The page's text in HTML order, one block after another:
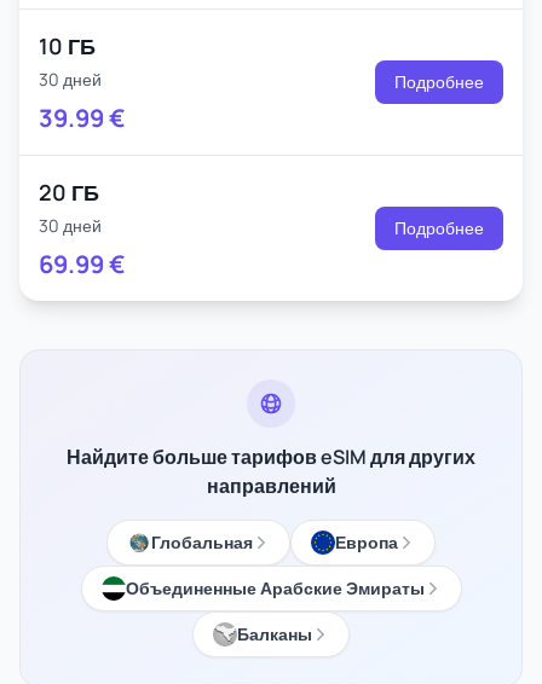
10 ГБ
30 дней
39.99€
Подробнее
20 ГБ
30 дней
69.99€
Подробнее
Найдите больше тарифов eSIM для других
направлений
Глобальная
Европа
Объединенные Арабские Эмираты
Балканы